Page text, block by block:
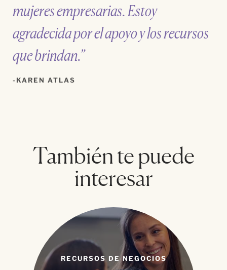
mujeres empresarias. Estoy
agradecida por el apoyo y los recursos
que brindan.”
KAREN ATLAS
También te puede
interesar
RECURSOS DE NEGOCIOS